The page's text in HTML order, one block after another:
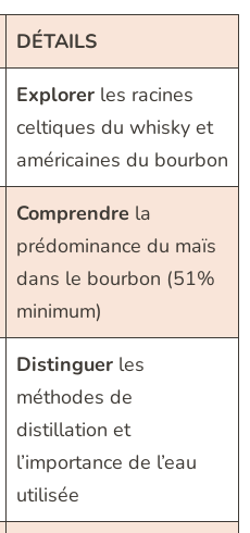
DÉTAILS
Explorer les racines
celtiques du whisky et
américaines du bourbon
Comprendre la
prédominance du maïs
dans le bourbon (51%
minimum)
Distinguer les
méthodes de
distillation et
l’importance de l’eau
utilisée